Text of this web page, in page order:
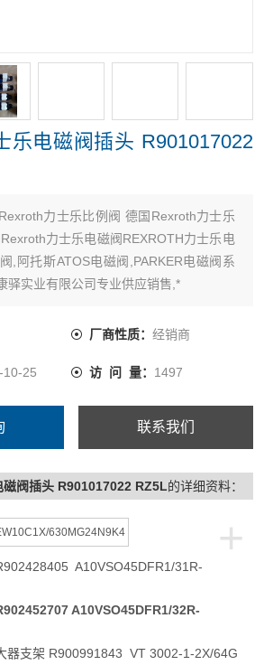
乐电磁阀插头 R901017022
力士乐比例阀 德国Rexroth力士乐
力士乐电磁阀REXROTH力士乐电
,阿托斯ATOS电磁阀,PARKER电磁阀系
驿实业有限公司专业供应销售,*
厂商性质： 经销商
10-25 访 问 量： 1497
联系我们
磁阀插头 R901017022 RZ5L的详细资料：
+
630MG24N9K4
A10VSO45DFR1/31R-
A10VSO45DFR1/32R-
器支架 R900991843 VT 3002-1-2X/64G